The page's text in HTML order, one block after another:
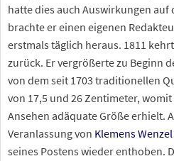
hatte dies auch Auswirkungen auf
brachte er einen eigenen
erstmals täglich heraus. 1811
zurück. Er vergrößerte zu Beginn
von dem seit 1703 traditionellen
von 17,5 und 26 Zentimeter,
Ansehen adäquate Größe erhielt.
Veranlassung von Klemens
seines Postens wieder enthoben.